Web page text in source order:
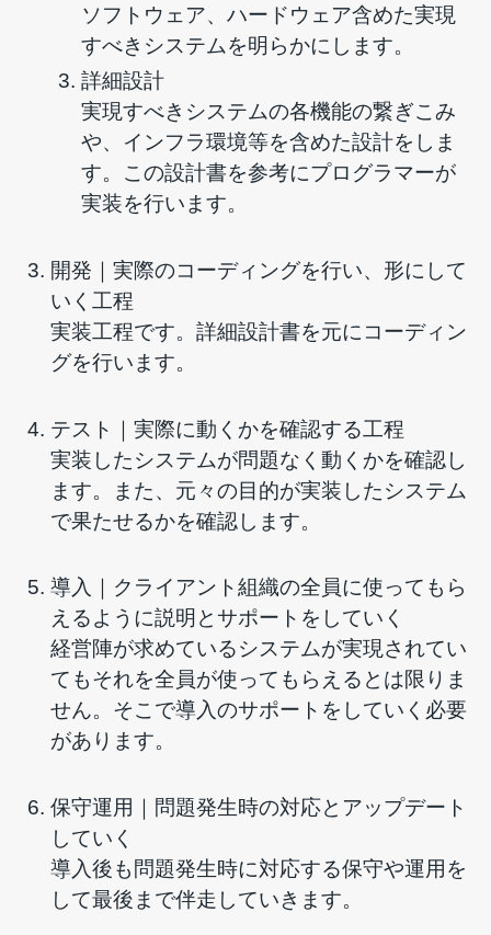
ソフトウェア、ハードウェア含めた実現
すべきシステムを明らかにします。
詳細設計
実現すべきシステムの各機能の繋ぎこみ
や、インフラ環境等を含めた設計をしま
す。この設計書を参考にプログラマーが
実装を行います。
開発｜実際のコーディングを行い、形にして
いく工程
実装工程です。詳細設計書を元にコーディン
グを行います。
テスト｜実際に動くかを確認する工程
実装したシステムが問題なく動くかを確認し
ます。また、元々の目的が実装したシステム
で果たせるかを確認します。
導入｜クライアント組織の全員に使ってもら
えるように説明とサポートをしていく
経営陣が求めているシステムが実現されてい
てもそれを全員が使ってもらえるとは限りま
せん。そこで導入のサポートをしていく必要
があります。
保守運用｜問題発生時の対応とアップデート
していく
導入後も問題発生時に対応する保守や運用を
して最後まで伴走していきます。